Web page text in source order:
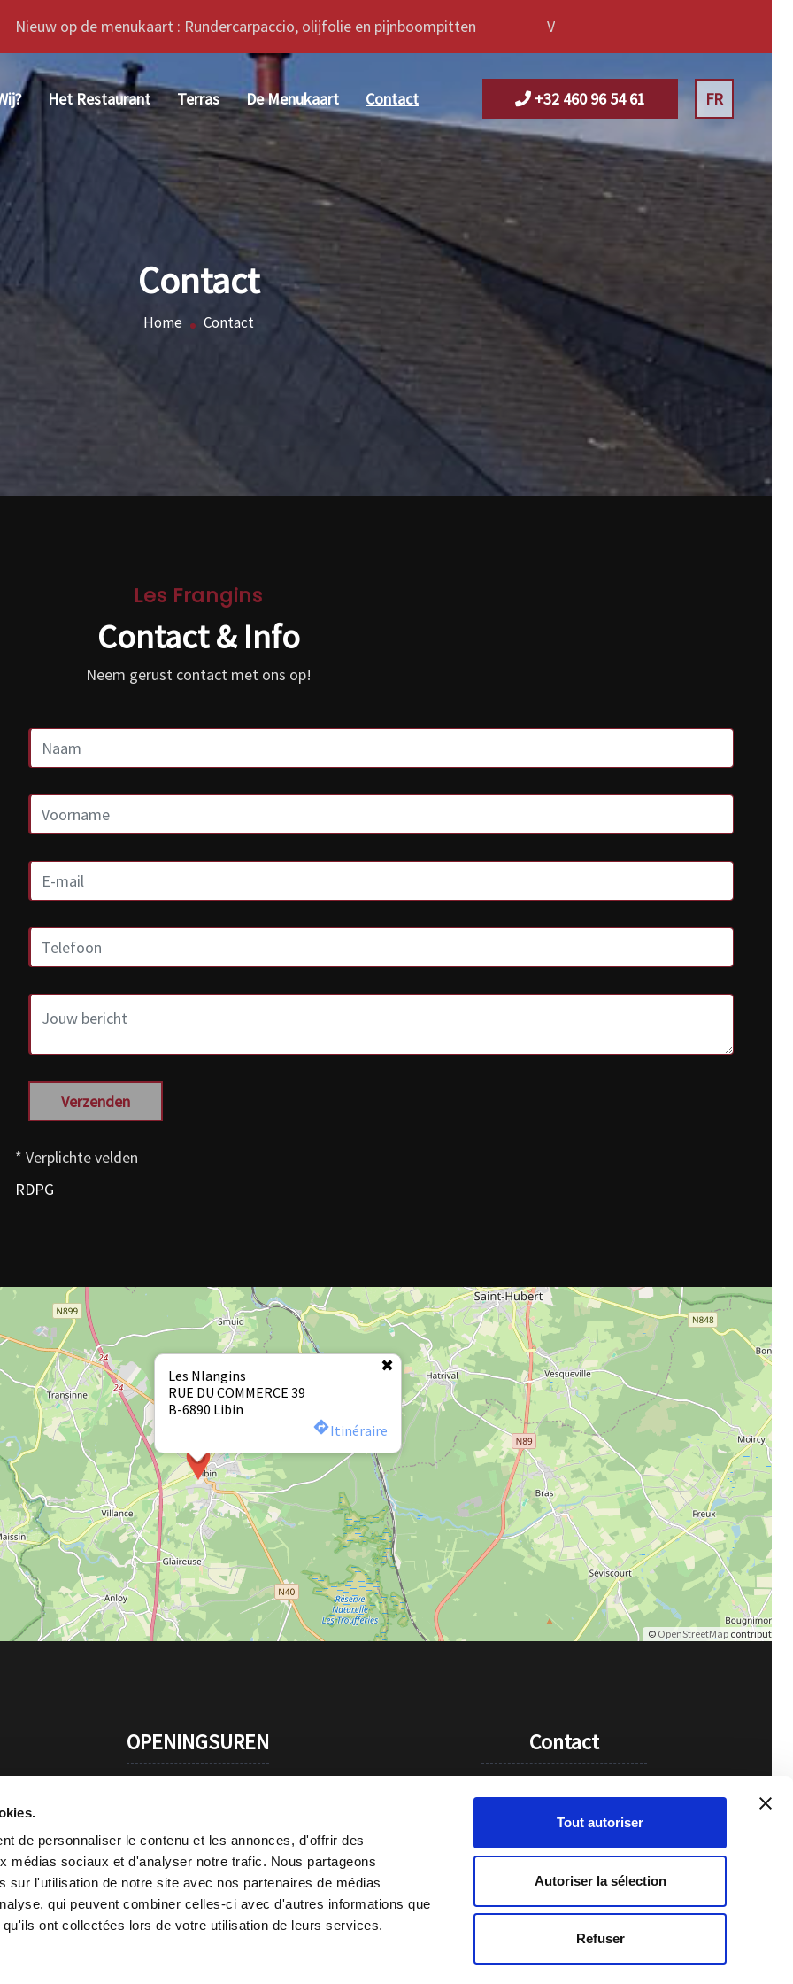
de personnaliser le contenu et les annonces, d'offrir des
médias sociaux et d'analyser notre trafic. Nous partageons
sur l'utilisation de notre site avec nos partenaires de médias
qui peuvent combiner celles-ci avec d'autres informations que
ont collectées lors de votre utilisation de leurs services.
Tout autoriser
Autoriser la sélection
Refuser
op de menukaart : Rundercarpaccio, olijfolie en pijnboompitten Vol au Vent : Kom proeven van onze
Het Restaurant Terras De Menukaart Contact +32 460 96 54 61 FR
Contact
Home Contact
Les Frangins
Contact & Info
Neem gerust contact met ons op!
Verzenden
* Verplichte velden
RDPG
Les Nlangins
RUE DU COMMERCE 39
B-6890 Libin
Itinéraire
© OpenStreetMap contributors.
OPENINGSUREN Contact
+32 460 96 54 61